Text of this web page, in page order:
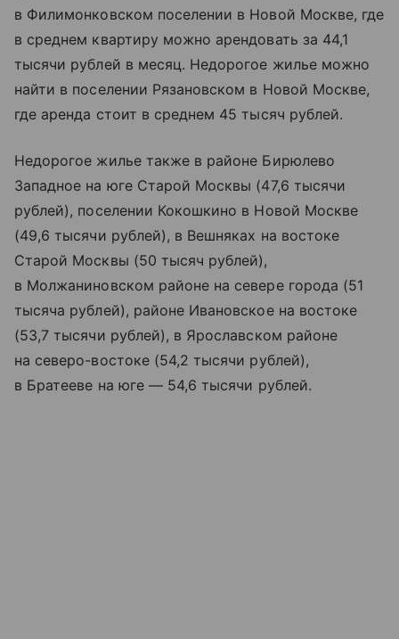
в Филимонковском поселении в Новой Москве, где
в среднем квартиру можно арендовать за 44,1
тысячи рублей в месяц. Недорогое жилье можно
найти в поселении Рязановском в Новой Москве,
где аренда стоит в среднем 45 тысяч рублей.
Недорогое жилье также в районе Бирюлево
Западное на юге Старой Москвы (47,6 тысячи
рублей), поселении Кокошкино в Новой Москве
(49,6 тысячи рублей), в Вешняках на востоке
Старой Москвы (50 тысяч рублей),
в Молжаниновском районе на севере города (51
тысяча рублей), районе Ивановское на востоке
(53,7 тысячи рублей), в Ярославском районе
на северо-востоке (54,2 тысячи рублей),
в Братееве на юге — 54,6 тысячи рублей.